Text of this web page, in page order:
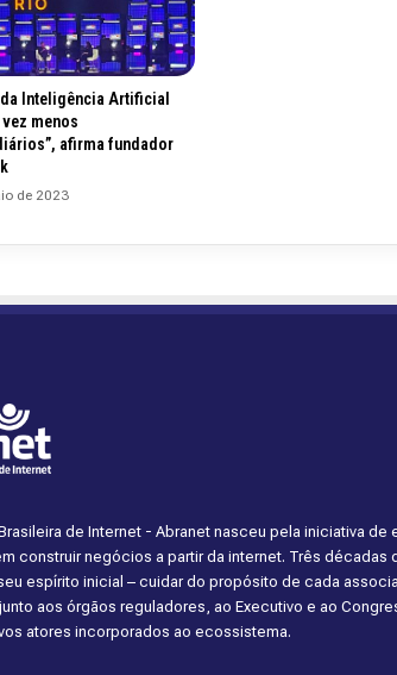
Inteligência Artificial
menos
afirma fundador
de 2023
de Internet - Abranet nasceu pela iniciativa de
construir negócios a partir da internet. Três décadas
espírito inicial – cuidar do propósito de cada
aos órgãos reguladores, ao Executivo e ao
atores incorporados ao ecossistema.